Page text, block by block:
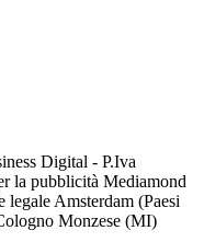
Digital - P.Iva
la pubblicità Mediamond
Amsterdam (Paesi
Monzese (MI)